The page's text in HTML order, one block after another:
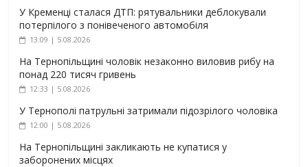
У Кременці сталася ДТП: рятувальники деблокували
потерпілого з понівеченого автомобіля
13:09 | 5.08.2026
На Тернопільщині чоловік незаконно виловив рибу на
понад 220 тисяч гривень
12:33 | 5.08.2026
У Тернополі патрульні затримали підозрілого чоловіка
12:00 | 5.08.2026
На Тернопільщині закликають не купатися у
заборонених місцях